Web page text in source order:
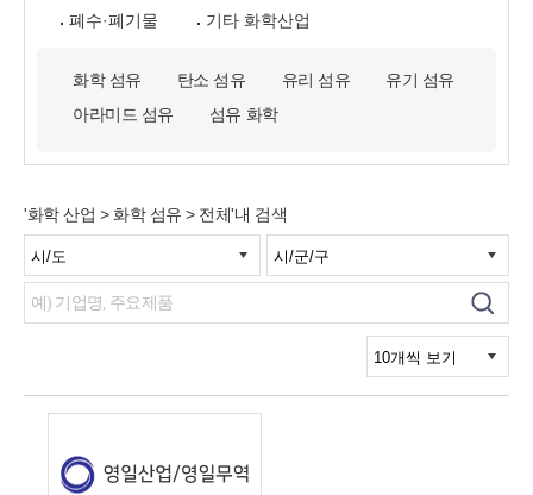
폐수·폐기물
기타 화학산업
화학 섬유 탄소 섬유 유리 섬유
유기 섬유
아라미드 섬유
섬유 화학
'화학 산업 > 화학 섬유 > 전체'내 검색